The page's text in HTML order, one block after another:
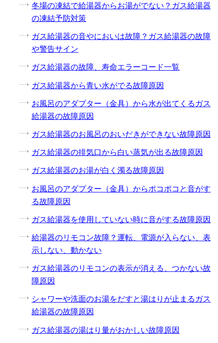
冬場の凍結で給湯器からお湯がでない？ガス給湯器
の凍結予防対策
ガス給湯器の音やにおいは故障？ガス給湯器の故障
や警告サイン
ガス給湯器の故障、寿命エラーコード一覧
ガス給湯器から青い水がでる故障原因
お風呂のアダプター（金具）から水が出てくるガス
給湯器の故障原因
ガス給湯器のお風呂のおいだきができない故障原因
ガス給湯器の排気口から白い蒸気が出る故障原因
ガス給湯器のお湯が白く濁る故障原因
お風呂のアダプター（金具）からポコポコと音がす
る故障原因
ガス給湯器を使用していない時に音がする故障原因
給湯器のリモコン故障？運転、電源が入らない、表
示しない、動かない
ガス給湯器のリモコンの表示が消える、つかない故
障原因
シャワーや洗面のお湯をだすと湯はりが止まるガス
給湯器の故障原因
ガス給湯器の湯はり量がおかしい故障原因